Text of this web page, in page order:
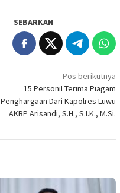
SEBARKAN
Pos berikutnya
15 Personil Terima Piagam
Penghargaan Dari Kapolres Luwu
AKBP Arisandi, S.H., S.I.K., M.Si.